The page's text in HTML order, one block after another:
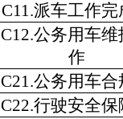
C11.派车工作完
C12.公务用车维
作
C21.公务用车合
C22.行驶安全保